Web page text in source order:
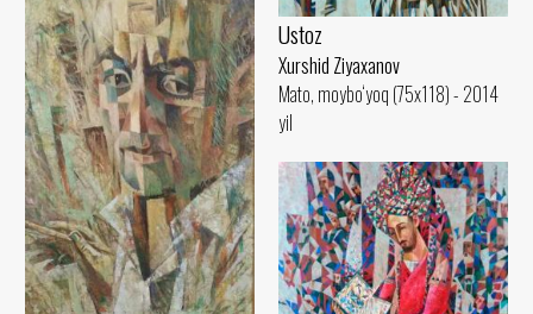
Ustoz
Xurshid Ziyaxanov
Mato, moybo‘yoq (75x118) - 2014
yil